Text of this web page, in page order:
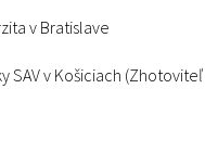
v Bratislave
SAV v Košiciach